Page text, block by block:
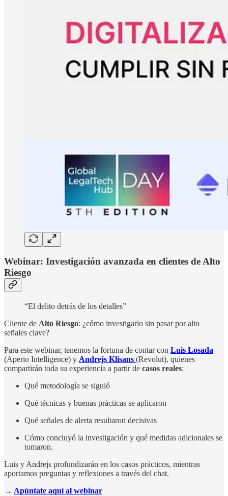
Webinar: Investigación avanzada en clientes de Alto
Riesgo
“El delito detrás de los detalles”
Cliente de Alto Riesgo: ¿cómo investigarlo sin pasar por alto
señales clave?
Para este webinar, tenemos la fortuna de contar con Luis Losada
(Aperio Intelligence) y Andrejs Klisans (Revolut), quienes
compartirán toda su experiencia a partir de casos reales:
Qué metodología se siguió
Qué técnicas y buenas prácticas se aplicaron
Qué señales de alerta resultaron decisivas
Cómo concluyó la investigación y qué medidas adicionales se
tomaron.
Luis y Andrejs profundizarán en los casos prácticos, mientras
aportamos preguntas y reflexiones a través del chat.
→ Apúntate aquí al webinar